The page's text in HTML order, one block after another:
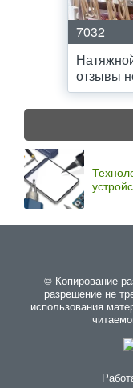
7032
отзывы
© Копирование
разрешение не
использования